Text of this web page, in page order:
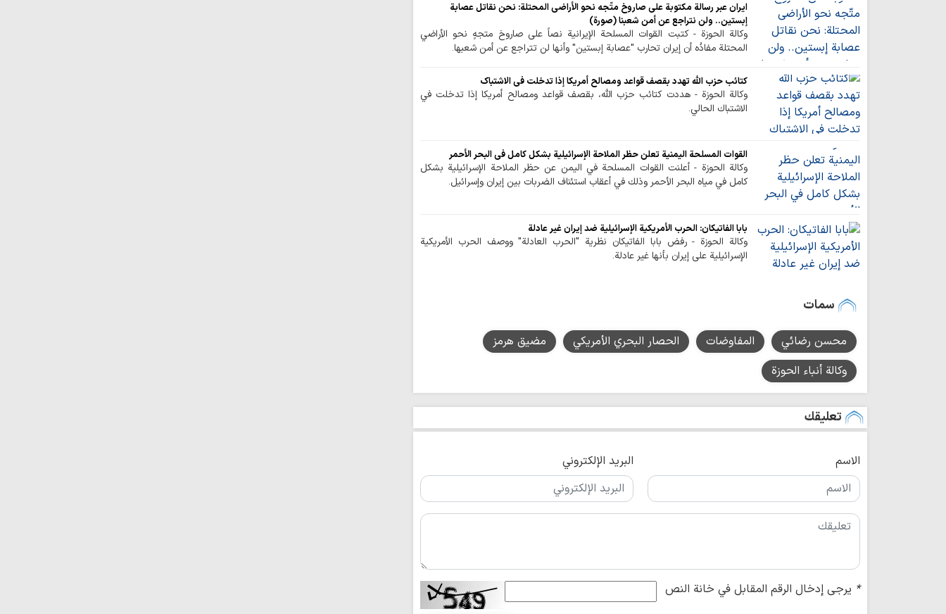
ایران عبر رسالة مکتوبة على صاروخ متّجه نحو الأراضی المحتلة: نحن نقاتل عصابة
إبستين.. ولن نتراجع عن أمن شعبنا (صورة)
وكالة الحوزة - كتبت القوات المسلحة الإيرانية نصاً على صاروخ متجهٍ نحو الأراضي
المحتلة مفادُه أن إيران تحارب "عصابة إبستين" وأنها لن تتراجع عن أمن شعبها.
كتائب حزب الله تهدد بقصف قواعد ومصالح أمريكا إذا تدخلت في الاشتباك
وكالة الحوزة - هددت كتائب حزب الله، بقصف قواعد ومصالح أمريكا إذا تدخلت في
الاشتباك الحالي.
القوات المسلحة اليمنية تعلن حظر الملاحة الإسرائيلية بشكل كامل في البحر الأحمر
وكالة الحوزة - أعلنت القوات المسلحة في اليمن عن حظر الملاحة الإسرائيلية بشكل
كامل في مياه البحر الأحمر وذلك في أعقاب استئناف الضربات بين إيران وإسرائيل.
بابا الفاتيكان: الحرب الأمريكية الإسرائيلية ضد إيران غير عادلة
وكالة الحوزة - رفض بابا الفاتيكان نظرية "الحرب العادلة" ووصف الحرب الأمريكية
الإسرائيلية على إيران بأنها غير عادلة.
سمات
محسن رضائي المفاوضات الحصار البحري الأمريكي
مضيق هرمز
وكالة أنباء الحوزة
تعليقك
الاسم البريد الإلكتروني
* يرجى إدخال الرقم المقابل في خانة النص